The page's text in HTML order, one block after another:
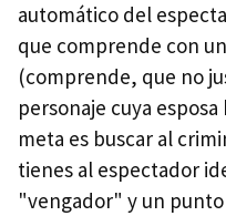
automático del
que comprende con
(comprende, que no
personaje cuya esposa
meta es buscar al
tienes al espectador
"vengador" y un